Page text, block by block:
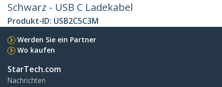
Schwarz - USB C Ladekabel
Produkt-ID: USB2C5C3M
Werden Sie ein Partner
Wo kaufen
StarTech.com
Nachrichten